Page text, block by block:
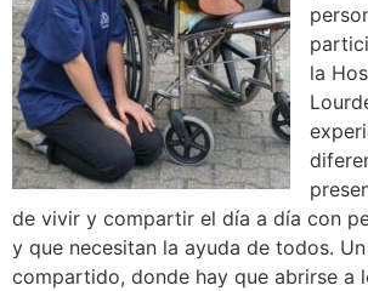
la
de vivir y compartir el día a día con
y que necesitan la ayuda de todos.
compartido, donde hay que abrirse a